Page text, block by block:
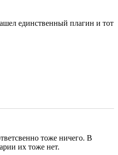
единственный плагин и тот
тоже ничего. В
их тоже нет.